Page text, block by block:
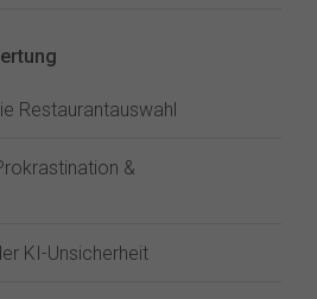
Restaurantauswahl
&
KI-Unsicherheit